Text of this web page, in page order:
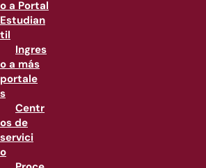
o a Portal
Estudian
til
Ingres
o a más
portale
s
Centr
os de
servici
o